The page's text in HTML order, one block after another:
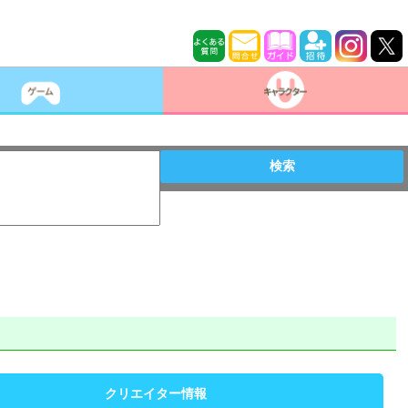
検索
クリエイター情報